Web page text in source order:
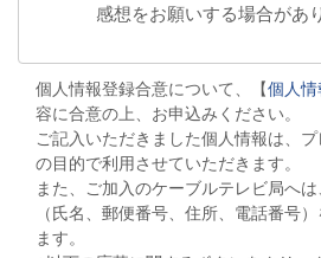
感想をお願いする場合があ
個人情報登録合意について、【個人
容に合意の上、お申込みください。
ご記入いただきました個人情報は、
の目的で利用させていただきます。
また、ご加入のケーブルテレビ局へ
（氏名、郵便番号、住所、電話番号
ます。